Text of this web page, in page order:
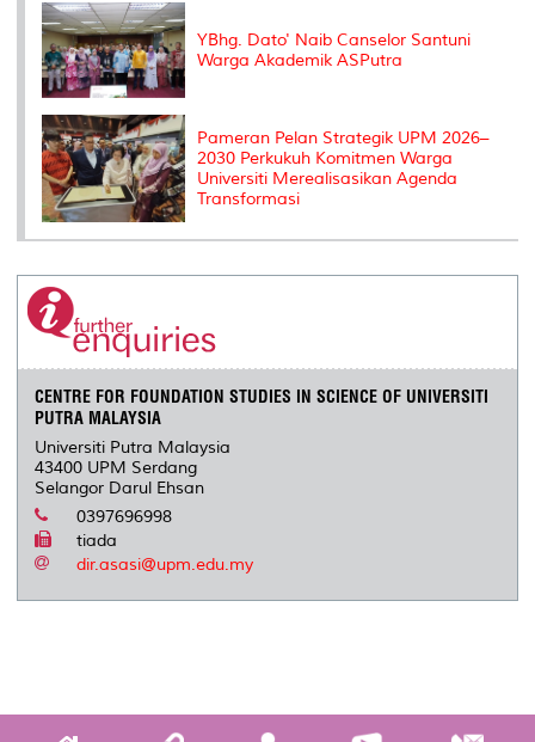
YBhg. Dato' Naib Canselor Santuni
Warga Akademik ASPutra
Pameran Pelan Strategik UPM 2026–
2030 Perkukuh Komitmen Warga
Universiti Merealisasikan Agenda
Transformasi
CENTRE FOR FOUNDATION STUDIES IN SCIENCE OF UNIVERSITI
PUTRA MALAYSIA
Universiti Putra Malaysia
43400 UPM Serdang
Selangor Darul Ehsan
0397696998
tiada
dir.asasi@upm.edu.my